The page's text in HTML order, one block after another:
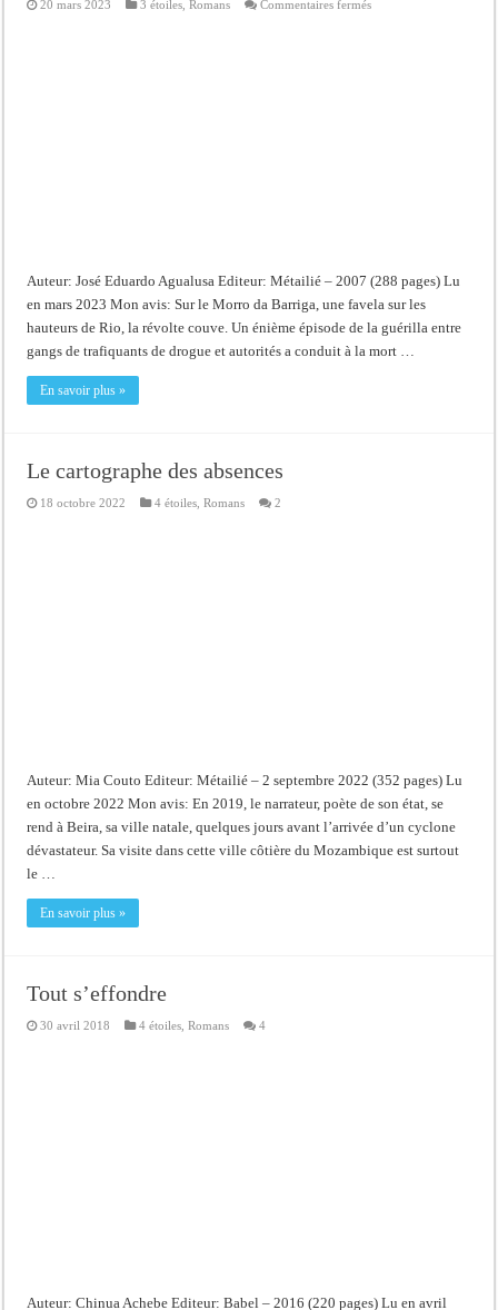
20 mars 2023 3 étoiles ,Romans Commentaires ferméssur
Auteur: José Eduardo Agualusa Editeur: Métailié – 2007 (288 pages) Lu
en mars 2023 Mon avis: Sur le Morro da Barriga, une favela sur les
hauteurs de Rio, la révolte couve. Un énième épisode de la guérilla entre
gangs de trafiquants de drogue et autorités a conduit à la mort …
En savoir plus »
Le cartographe des absences
18 octobre 2022 4 étoiles ,Romans 2
Auteur: Mia Couto Editeur: Métailié – 2 septembre 2022 (352 pages) Lu
en octobre 2022 Mon avis: En 2019, le narrateur, poète de son état, se
rend à Beira, sa ville natale, quelques jours avant l’arrivée d’un cyclone
dévastateur. Sa visite dans cette ville côtière du Mozambique est surtout
le …
En savoir plus »
Tout s’effondre
30 avril 2018 4 étoiles ,Romans 4
Auteur: Chinua Achebe Editeur: Babel – 2016 (220 pages) Lu en avril